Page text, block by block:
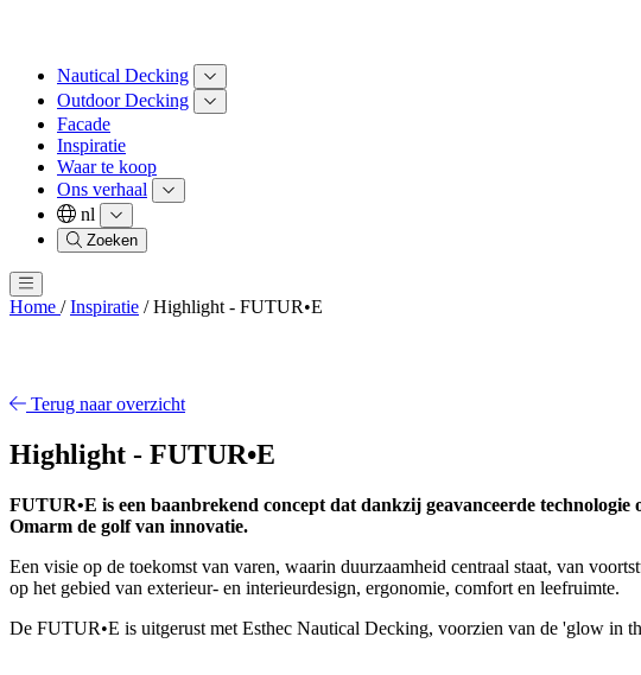
Nautical Decking
Outdoor Decking
Facade
Inspiratie
Waar te koop
Ons verhaal
nl
Zoeken
Home / Inspiratie / Highlight - FUTUR•E
Terug naar overzicht
Highlight - FUTUR•E
FUTUR•E is een baanbrekend concept dat dankzij geavanceerde
Omarm de golf van innovatie.
Een visie op de toekomst van varen, waarin duurzaamheid centraal staat, van
op het gebied van exterieur- en interieurdesign, ergonomie, comfort en leefruimte.
De FUTUR•E is uitgerust met Esthec Nautical Decking, voorzien van de 'glow in